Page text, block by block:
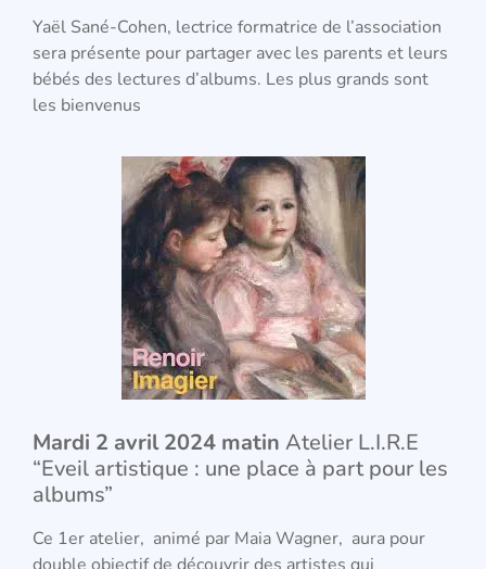
Yaël Sané-Cohen, lectrice formatrice de l’association
sera présente pour partager avec les parents et leurs
bébés des lectures d’albums. Les plus grands sont
les bienvenus
Mardi 2 avril 2024 matin Atelier L.I.R.E
“Eveil artistique : une place à part pour les
albums”
Ce 1er atelier, animé par Maia Wagner, aura pour